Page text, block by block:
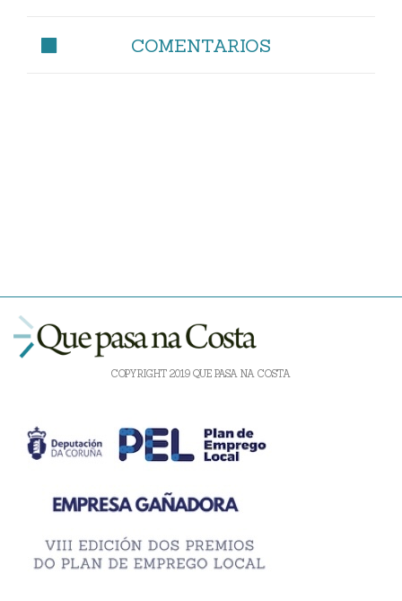
COMENTARIOS
COPYRIGHT 2019 QUE PASA NA COSTA